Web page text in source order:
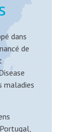
dans
de
maladies